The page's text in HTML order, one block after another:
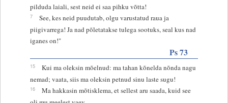
pilduda laiali, sest neid ei saa pihku võtta!
7
See, kes neid puudutab, olgu varustatud raua ja
piigivarrega! Ja nad põletatakse tulega sootuks, seal kus nad
iganes on!"
Ps 73
15
Kui ma oleksin mõelnud: ma tahan kõnelda nõnda nagu
nemad; vaata, siis ma oleksin petnud sinu laste sugu!
16
Ma hakkasin mõtisklema, et sellest aru saada, kuid see